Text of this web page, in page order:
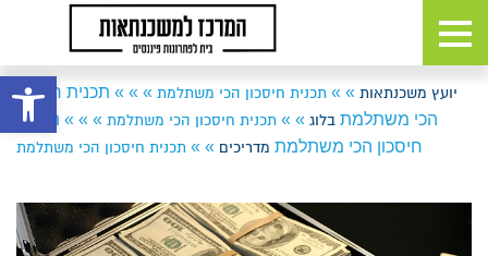
יועץ משכנתאות »
» תכנית חיסכון הכי משתלמת »
»
» תכנית חיסכון
הכי משתלמת בלוג »
» תכנית חיסכון הכי משתלמת »
»
» תכנית
חיסכון הכי משתלמת מדריכים »
» תכנית חיסכון הכי משתלמת